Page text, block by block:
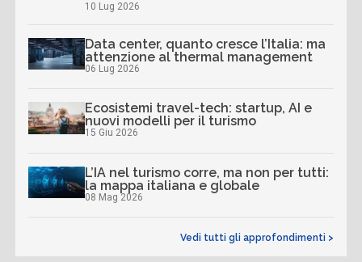
10 Lug 2026
Data center, quanto cresce l’Italia: ma
attenzione al thermal management
06 Lug 2026
Ecosistemi travel-tech: startup, AI e
nuovi modelli per il turismo
15 Giu 2026
L’IA nel turismo corre, ma non per tutti:
la mappa italiana e globale
08 Mag 2026
Vedi tutti gli approfondimenti >